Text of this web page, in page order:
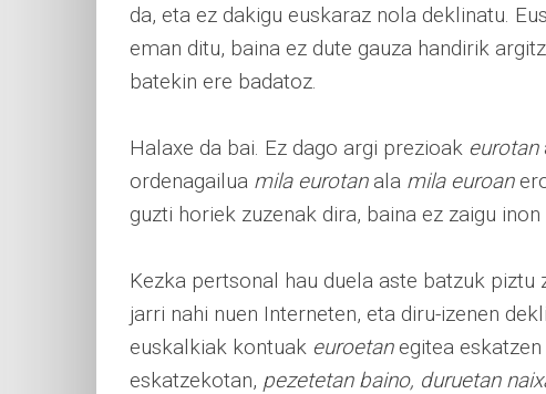
da, eta ez dakigu euskaraz nola deklinatu.
eman ditu, baina ez dute gauza handirik
batekin ere badatoz.
Halaxe da bai. Ez dago argi prezioak eurotan
ordenagailua mila eurotanala mila euroan
guzti horiek zuzenak dira, baina ez zaigu inon
Kezka pertsonal hau duela aste batzuk piztu
jarri nahi nuen Interneten, eta diru-izenen
euskalkiak kontuak euroetanegitea eskatzen
eskatzekotan, pezetetan baino, duruetan